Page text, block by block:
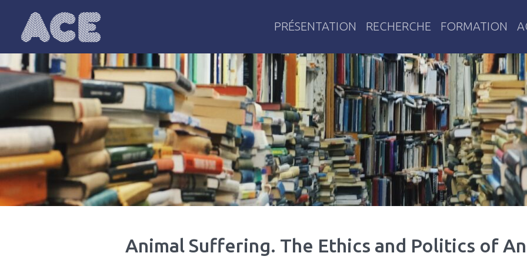
ACE
Anglophonie : communautés, écritures
PRÉSENTATION RECHERCHE FORMATION
Animal Suffering. The Ethics and Politics of